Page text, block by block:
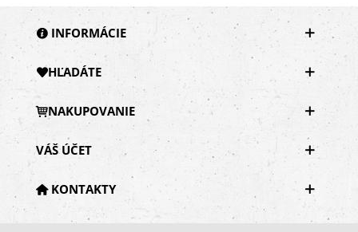
INFORMÁCIE
HĽADÁTE
NAKUPOVANIE
VÁŠ ÚČET
KONTAKTY